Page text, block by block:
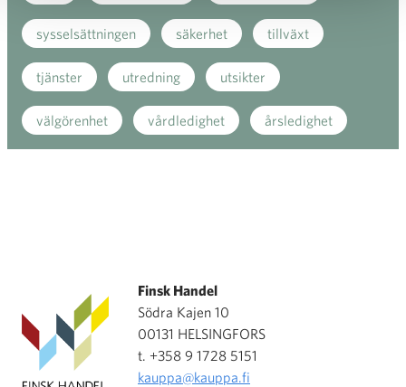
sysselsättningen säkerhet tillväxt
tjänster utredning utsikter
välgörenhet vårdledighet årsledighet
Finsk Handel
Södra Kajen 10
00131 HELSINGFORS
t. +358 9 1728 5151
kauppa@kauppa.fi